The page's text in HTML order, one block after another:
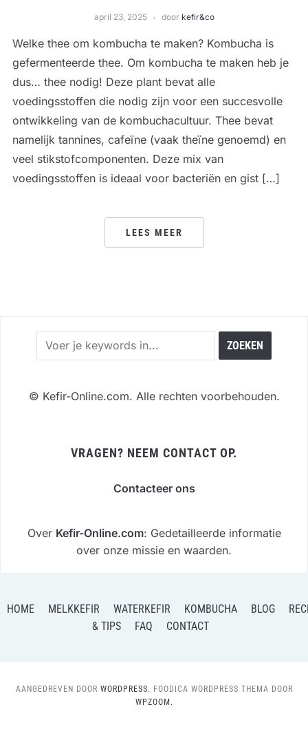
april 23, 2025 door kefir&co
Welke thee om kombucha te maken? Kombucha is
gefermenteerde thee. Om kombucha te maken heb je
dus… thee nodig! Deze plant bevat alle
voedingsstoffen die nodig zijn voor een succesvolle
ontwikkeling van de kombuchacultuur. Thee bevat
namelijk tannines, cafeïne (vaak theïne genoemd) en
veel stikstofcomponenten. Deze mix van
voedingsstoffen is ideaal voor bacteriën en gist […]
LEES MEER
© Kefir-Online.com. Alle rechten voorbehouden.
VRAGEN? NEEM CONTACT OP.
Contacteer ons
Over Kefir-Online.com: Gedetailleerde informatie
over onze missie en waarden.
HOME MELKKEFIR WATERKEFIR KOMBUCHA BLOG
& TIPS
FAQ CONTACT
AANGEDREVEN DOOR WORDPRESS. FOODICA WORDPRESS THEMA DOOR
WPZOOM.